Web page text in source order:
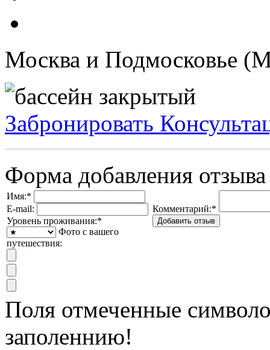
Москва и Подмосковье
Забронировать
Форма добавления отзыва
Имя:*
E-mail:
Уровень проживания:*
Фото с вашего
путешествия:
Комментарий:*
Поля отмеченные
заполеннию!